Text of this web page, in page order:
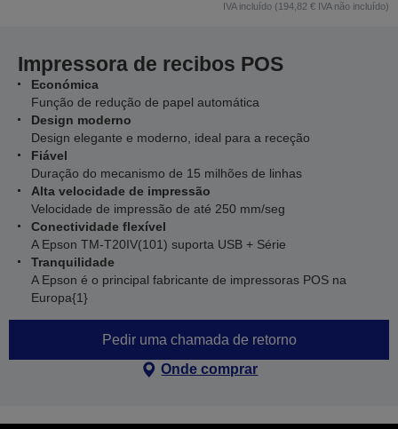
IVA incluído (194,82 € IVA não incluído)
Impressora de recibos POS
Económica
Função de redução de papel automática
Design moderno
Design elegante e moderno, ideal para a receção
Fiável
Duração do mecanismo de 15 milhões de linhas
Alta velocidade de impressão
Velocidade de impressão de até 250 mm/seg
Conectividade flexível
A Epson TM-T20IV(101) suporta USB + Série
Tranquilidade
A Epson é o principal fabricante de impressoras POS na
Europa{1}
Pedir uma chamada de retorno
Onde comprar